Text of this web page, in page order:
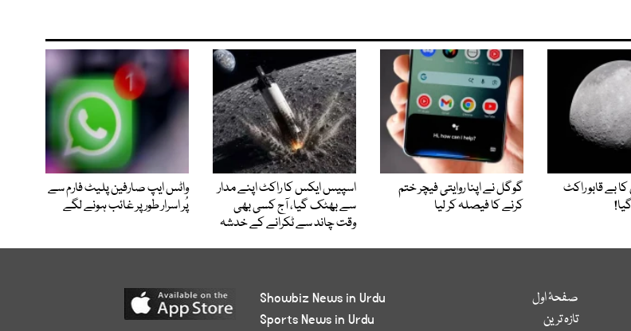
بے قابو راکٹ
گوگل نے اپنا روایتی فیچر ختم
کرنے کا فیصلہ کر لیا
اسپیس ایکس کا راکٹ اپنے مدار
سے بھٹک گیا، آج کسی بھی
وقت چاند سے ٹکرانے کے خدشہ
واٹس ایپ صارفین پلیٹ فارم سے
پُر اسرار طور پر غائب ہونے لگے
صفحۂ اول
تازہ ترین
Showbiz News in Urdu
Sports News in Urdu